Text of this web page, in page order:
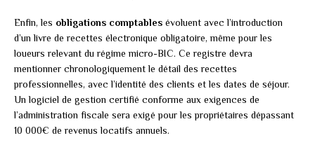
Enfin, les obligations comptables évoluent avec l’introduction
d’un livre de recettes électronique obligatoire, même pour les
loueurs relevant du régime micro-BIC. Ce registre devra
mentionner chronologiquement le détail des recettes
professionnelles, avec l’identité des clients et les dates de séjour.
Un logiciel de gestion certifié conforme aux exigences de
l’administration fiscale sera exigé pour les propriétaires dépassant
10 000€ de revenus locatifs annuels.